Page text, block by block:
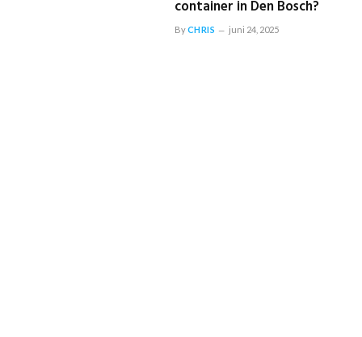
container in Den Bosch?
ByCHRIS juni 24, 2025